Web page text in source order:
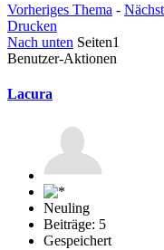
Vorheriges Thema -
Drucken
Nach unten Seiten1
Benutzer-Aktionen
Lacura
Neuling
Beiträge: 5
Gespeichert